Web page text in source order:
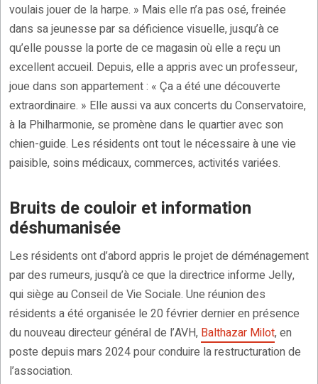
voulais jouer de la harpe. » Mais elle n’a pas osé, freinée
dans sa jeunesse par sa déficience visuelle, jusqu’à ce
qu’elle pousse la porte de ce magasin où elle a reçu un
excellent accueil. Depuis, elle a appris avec un professeur,
joue dans son appartement : « Ça a été une découverte
extraordinaire. » Elle aussi va aux concerts du Conservatoire,
à la Philharmonie, se promène dans le quartier avec son
chien-guide. Les résidents ont tout le nécessaire à une vie
paisible, soins médicaux, commerces, activités variées.
Bruits de couloir et information
déshumanisée
Les résidents ont d’abord appris le projet de déménagement
par des rumeurs, jusqu’à ce que la directrice informe Jelly,
qui siège au Conseil de Vie Sociale. Une réunion des
résidents a été organisée le 20 février dernier en présence
du nouveau directeur général de l’AVH, Balthazar Milot, en
poste depuis mars 2024 pour conduire la restructuration de
l’association.